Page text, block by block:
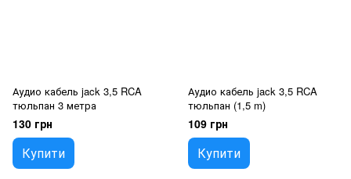
Аудио кабель jack 3,5 RCA
тюльпан 3 метра
130 грн
Купити
Аудио кабель jack 3,5 RCA
тюльпан (1,5 m)
109 грн
Купити